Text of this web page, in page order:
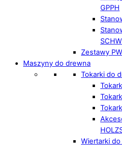
GPPH
Zestawy
Maszyny do drewna
Tokarki do
Wiertarki